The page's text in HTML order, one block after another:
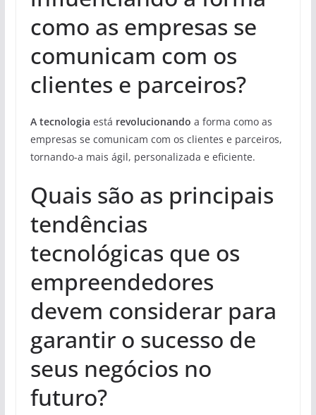
como as empresas se
comunicam com os
clientes e parceiros?
A tecnologia está revolucionando a forma como as
empresas se comunicam com os clientes e parceiros,
tornando-a mais ágil, personalizada e eficiente.
Quais são as principais
tendências
tecnológicas que os
empreendedores
devem considerar para
garantir o sucesso de
seus negócios no
futuro?